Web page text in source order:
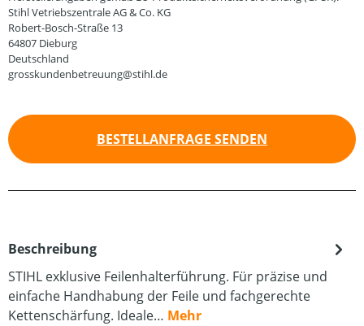
Stihl Vetriebszentrale AG & Co. KG
Robert-Bosch-Straße 13
64807 Dieburg
Deutschland
grosskundenbetreuung@stihl.de
BESTELLANFRAGE SENDEN
Beschreibung
STIHL exklusive Feilenhalterführung. Für präzise und
einfache Handhabung der Feile und fachgerechte
Kettenschärfung. Ideale… Mehr